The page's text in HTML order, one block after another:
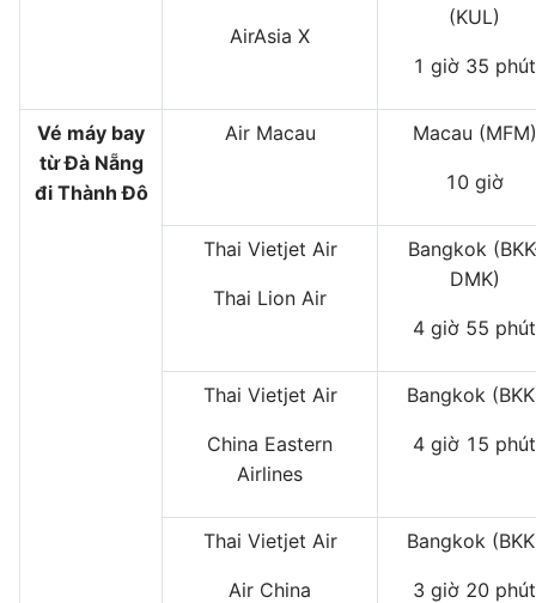
AirAsia X
(KUL)
1 giờ 35 phút
Vé máy bay
từ Đà Nẵng
đi Thành Đô
Air Macau Macau (MFM)
10 giờ
Thai Vietjet Air
Thai Lion Air
Bangkok
DMK)
4 giờ 55 phút
Thai Vietjet Air
China Eastern
Airlines
Bangkok
4 giờ 15 phút
Thai Vietjet Air
Air China
Bangkok
3 giờ 20 phút